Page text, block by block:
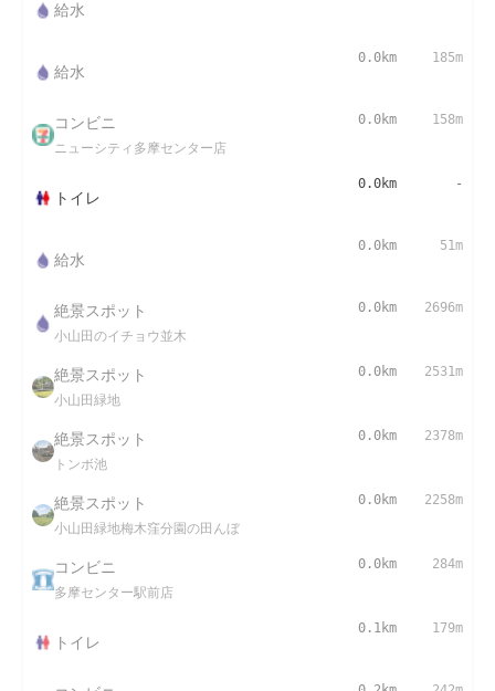
給水
給水
0.0km 185m
コンビニ
ニューシティ多摩センター店
0.0km 158m
トイレ
0.0km -
給水
0.0km 51m
絶景スポット
小山田のイチョウ並木
0.0km 2696m
絶景スポット
小山田緑地
0.0km 2531m
絶景スポット
トンボ池
0.0km 2378m
絶景スポット
小山田緑地梅木窪分園の田んぼ
0.0km 2258m
コンビニ
多摩センター駅前店
0.0km 284m
トイレ
0.1km 179m